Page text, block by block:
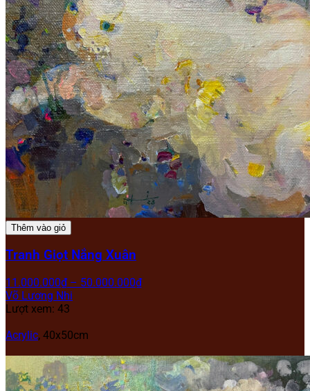
Thêm vào giỏ
Tranh Giọt Nắng Xuân
11.000.000₫ – 50.000.000₫
Võ Lương Nhi
Lượt xem: 43
Acrylic, 40x50cm